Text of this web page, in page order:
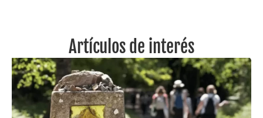
Artículos de interés